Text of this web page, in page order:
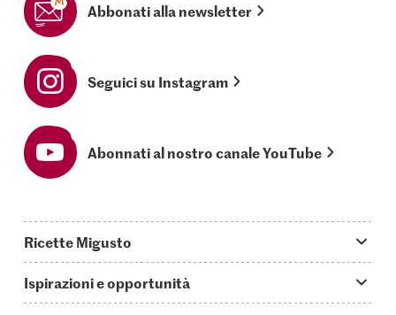
Abbonati alla newsletter
Seguici su Instagram
Abonnati al nostro canale YouTube
Ricette Migusto
Oggi cucino
Ispirazioni e opportunità